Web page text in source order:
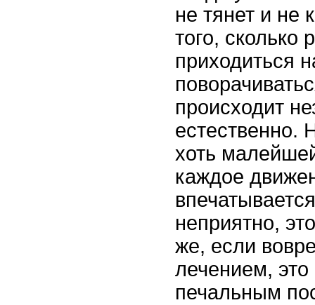
не тянет и не
того, сколько
приходиться
происходит
естественно.
хоть
каждое
неприятно,
же, если
лечением,
печальным